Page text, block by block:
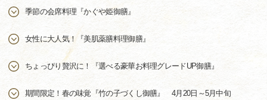
季節の会席料理『かぐや姫御膳』
女性に大人気！『美肌薬膳料理御膳』
ちょっぴり贅沢に！『選べる豪華お料理グレードUP御膳』
期間限定！春の味覚『竹の子づくし御膳』 4月20日～5月中旬